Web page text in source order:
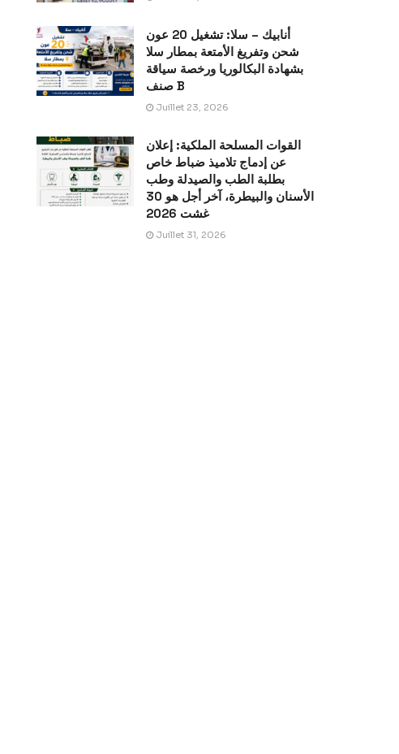
أنابيك – سلا: تشغيل 20 عون
شحن وتفريغ الأمتعة بمطار سلا
بشهادة البكالوريا ورخصة سياقة
صنف B
Juillet 23, 2026
القوات المسلحة الملكية: إعلان
عن إدماج تلاميذ ضباط خاص
بطلبة الطب والصيدلة وطب
الأسنان والبيطرة، آخر أجل هو 30
غشت 2026
Juillet 31, 2026